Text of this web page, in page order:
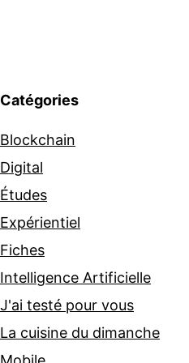
Catégories
Blockchain
Digital
Études
Expérientiel
Fiches
Intelligence Artificielle
J'ai testé pour vous
La cuisine du dimanche